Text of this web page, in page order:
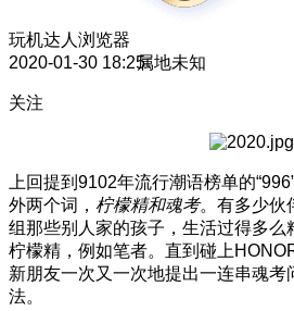
玩机达人 浏览器
2020-01-30 18:25属地未知
关注
上回提到9102年流行潮语榜单的
外两个词， 柠檬精和魂考。有多少伙
组那些别人家的孩子，生活过得多
柠檬精，例如笔者。直到碰上
新朋友一次又一次地提出一连串魂考
法。